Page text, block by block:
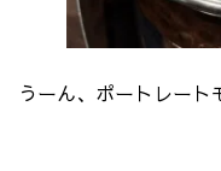
うーん、ポートレート